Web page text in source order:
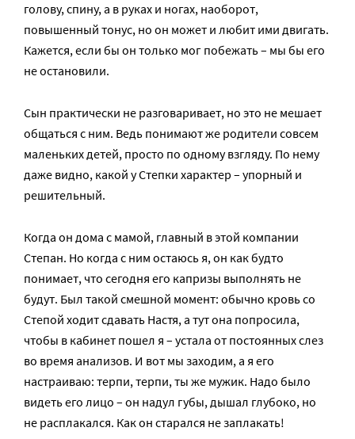
голову, спину, а в руках и ногах, наоборот,
повышенный тонус, но он может и любит ими двигать.
Кажется, если бы он только мог побежать – мы бы его
не остановили.
Сын практически не разговаривает, но это не мешает
общаться с ним. Ведь понимают же родители совсем
маленьких детей, просто по одному взгляду. По нему
даже видно, какой у Степки характер – упорный и
решительный.
Когда он дома с мамой, главный в этой компании
Степан. Но когда с ним остаюсь я, он как будто
понимает, что сегодня его капризы выполнять не
будут. Был такой смешной момент: обычно кровь со
Степой ходит сдавать Настя, а тут она попросила,
чтобы в кабинет пошел я – устала от постоянных слез
во время анализов. И вот мы заходим, а я его
настраиваю: терпи, терпи, ты же мужик. Надо было
видеть его лицо – он надул губы, дышал глубоко, но
не расплакался. Как он старался не заплакать!